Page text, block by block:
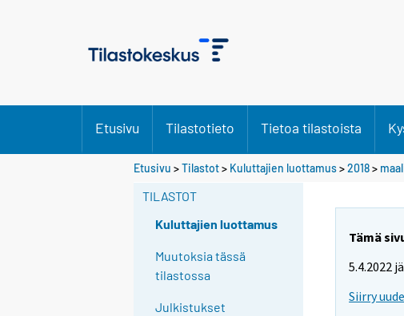
Etusivu Tilastotieto Tietoa tilastoista
Etusivu >Tilastot> Kuluttajien luottamus>2018>
TILASTOT
Kuluttajien luottamus
Muutoksia tässä
tilastossa
Julkistukset
Tämä
5.4.2022
Siirry